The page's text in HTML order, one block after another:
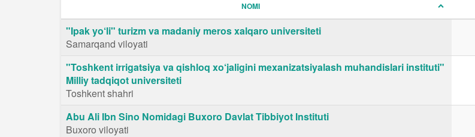
NOMI
"Ipak yo‘li" turizm va madaniy meros xalqaro universiteti
Samarqand viloyati
"Toshkent irrigatsiya va qishloq xo‘jaligini mexanizatsiyalash muhandislari instituti"
Milliy tadqiqot universiteti
Toshkent shahri
Abu Ali Ibn Sino Nomidagi Buxoro Davlat Tibbiyot Instituti
Buxoro viloyati